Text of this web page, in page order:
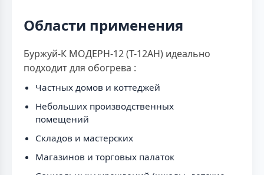
Области применения
Буржуй-К МОДЕРН-12 (Т-12АН) идеально
подходит для обогрева :
Частных домов и коттеджей
Небольших производственных
помещений
Складов и мастерских
Магазинов и торговых палаток